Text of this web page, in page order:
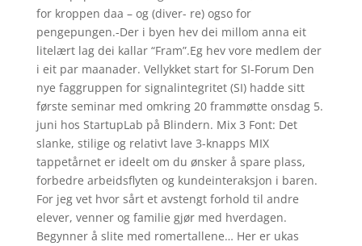
for kroppen daa – og (diver- re) ogso for
pengepungen.-Der i byen hev dei millom anna eit
litelært lag dei kallar “Fram”.Eg hev vore medlem der
i eit par maanader. Vellykket start for SI-Forum Den
nye faggruppen for signalintegritet (SI) hadde sitt
første seminar med omkring 20 frammøtte onsdag 5.
juni hos StartupLab på Blindern. Mix 3 Font: Det
slanke, stilige og relativt lave 3-knapps MIX
tappetårnet er ideelt om du ønsker å spare plass,
forbedre arbeidsflyten og kundeinteraksjon i baren.
For jeg vet hvor sårt et avstengt forhold til andre
elever, venner og familie gjør med hverdagen.
Begynner å slite med romertallene… Her er ukas